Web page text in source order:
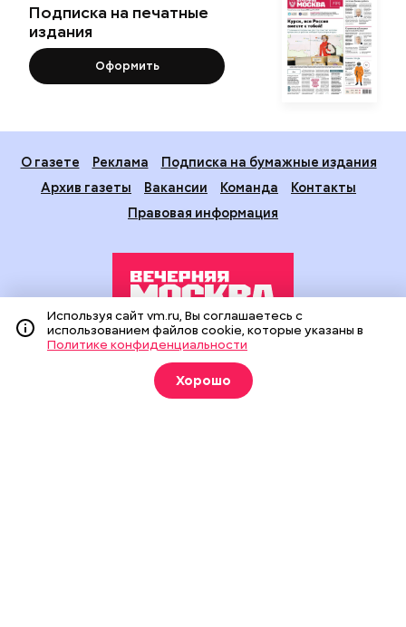
Подписка на печатные
издания
Оформить
О газете Реклама
Подписка на бумажные издания
Архив газеты
Вакансии Команда
Контакты
Правовая информация
Издание создано при финансовой поддержке Департамента
средств массовой информации и рекламы города Москвы.
На сайте применяются рекомендательные технологии
(информационные технологии предоставления информации
Используя сайт vm.ru, Вы соглашаетесь с
использованием файлов cookie, которые указаны в
Политике конфиденциальности
Хорошо